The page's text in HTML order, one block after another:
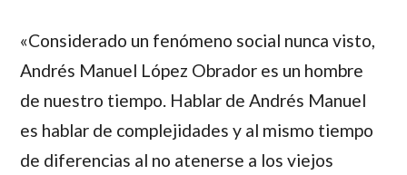
«Considerado un fenómeno social nunca visto,
Andrés Manuel López Obrador es un hombre
de nuestro tiempo. Hablar de Andrés Manuel
es hablar de complejidades y al mismo tiempo
de diferencias al no atenerse a los viejos